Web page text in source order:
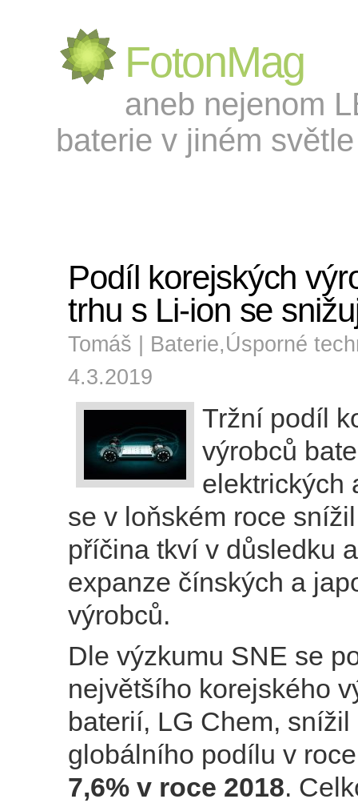
FotonMag
aneb nejenom
baterie v jiném
Podíl korejských
trhu s Li-ion se
Tomáš | Baterie,Úsporné
4.3.2019
Tržní podíl
výrobců
elektrických
se v loňském roce
příčina tkví v důsledku
expanze čínských a
výrobců.
Dle výzkumu SNE se
největšího korejského
baterií, LG Chem, snížil
globálního podílu v
7,6% v roce 2018.